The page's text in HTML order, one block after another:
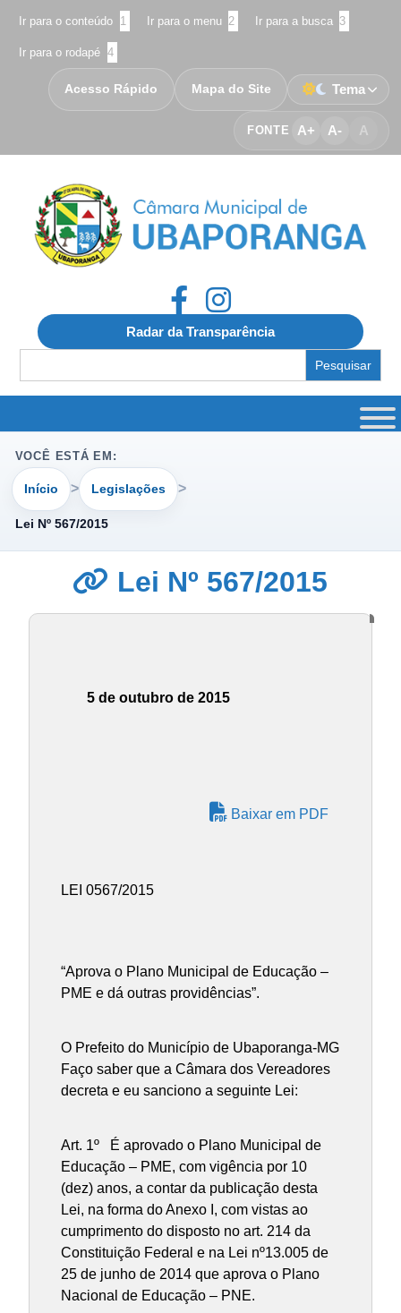
Ir para o conteúdo 1 Ir para o menu 2 Ir para a busca 3
Ir para o rodapé 4
FONTE A+ A- A
Acesso Rápido Mapa do Site Tema
Radar da Transparência
for:
VOCÊ ESTÁ EM:
Início Legislações
Lei Nº 567/2015
Lei Nº 567/2015
5 de outubro de 2015
Baixar em PDF
LEI 0567/2015
“Aprova o Plano Municipal de Educação –
PME e dá outras providências”.
O Prefeito do Município de Ubaporanga-MG
Faço saber que a Câmara dos Vereadores
decreta e eu sanciono a seguinte Lei:
Art. 1º É aprovado o Plano Municipal de
Educação – PME, com vigência por 10
(dez) anos, a contar da publicação desta
Lei, na forma do Anexo I, com vistas ao
cumprimento do disposto no art. 214 da
Constituição Federal e na Lei nº13.005 de
25 de junho de 2014 que aprova o Plano
Nacional de Educação – PNE.